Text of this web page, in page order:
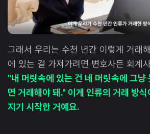
그래서 우리는 수천 년간 이렇게 거래
에 있는 걸 가져가려면 변호사든 회계
"내 머릿속에 있는 건 네 머릿속에 그냥
면 거래해야 돼." 이게 인류의 거래 방식
지기 시작한 거예요.